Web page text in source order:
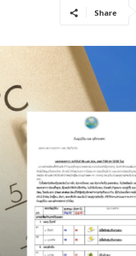
Share